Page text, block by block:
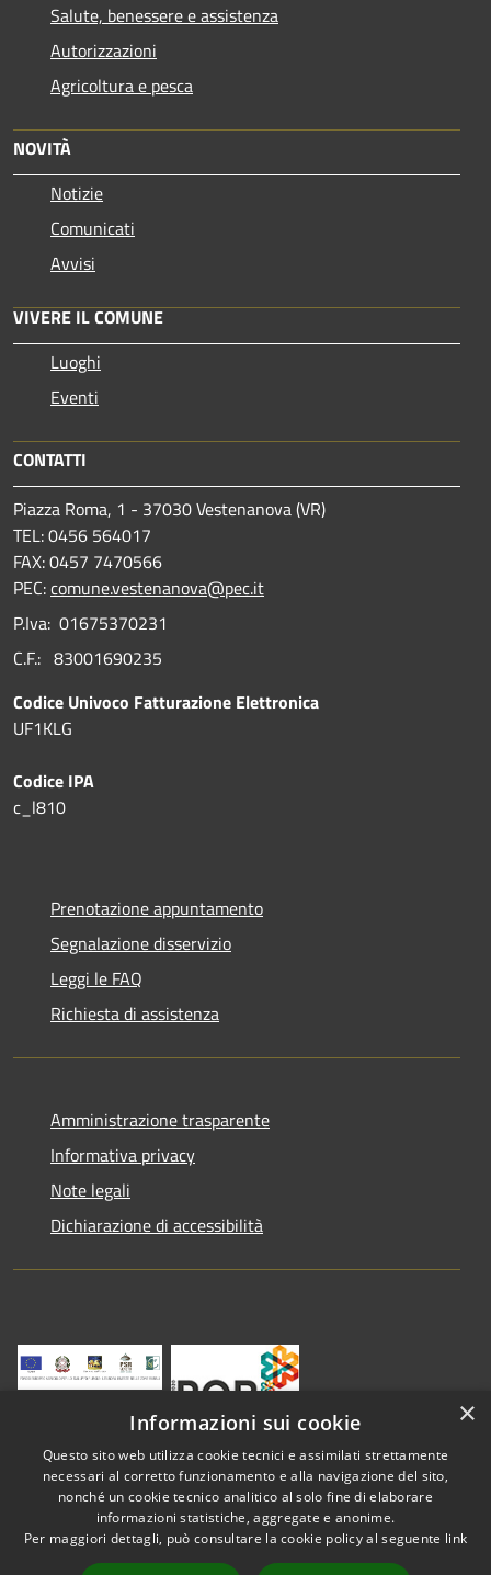
Salute, benessere e assistenza
Autorizzazioni
Agricoltura e pesca
NOVITÀ
Notizie
Comunicati
Avvisi
VIVERE IL COMUNE
Luoghi
Eventi
CONTATTI
Piazza Roma, 1 - 37030 Vestenanova (VR)
TEL: 0456 564017
FAX: 0457 7470566
PEC:comune.vestenanova@pec.it
P.Iva: 01675370231
C.F.: 83001690235
Codice Univoco Fatturazione Elettronica
UF1KLG
Codice IPA
c_l810
Prenotazione appuntamento
Segnalazione disservizio
Leggi le FAQ
Richiesta di assistenza
Amministrazione trasparente
Informativa privacy
Note legali
Dichiarazione di accessibilità
Accessibilità
Copyright © 2026 • Comune di
Vestenanova • Powered by
×
Informazioni sui cookie
Questo sito web utilizza cookie tecnici e assimilati strettamente
necessari al corretto funzionamento e alla navigazione del sito,
nonché un cookie tecnico analitico al solo fine di elaborare
informazioni statistiche, aggregate e anonime.
Per maggiori dettagli, può consultare la cookie policy al seguente link